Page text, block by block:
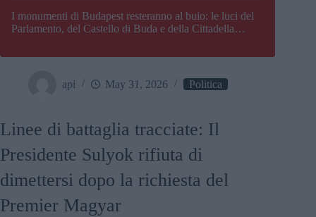
I monumenti di Budapest resteranno al buio: le luci del
Parlamento, del Castello di Buda e della Cittadella
api May 31, 2026 Politica
Linee di battaglia tracciate: Il
Presidente Sulyok rifiuta di
dimettersi dopo la richiesta del
Premier Magyar